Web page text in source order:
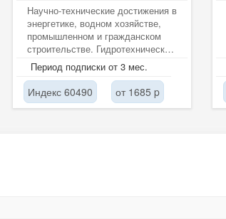
Научно-технические достижения в
энергетике, водном хозяйстве,
промышленном и гражданском
строительстве. Гидротехнические
сооружения. Новые...
Период подписки от 3 мес.
Индекс 60490 от 1685 p